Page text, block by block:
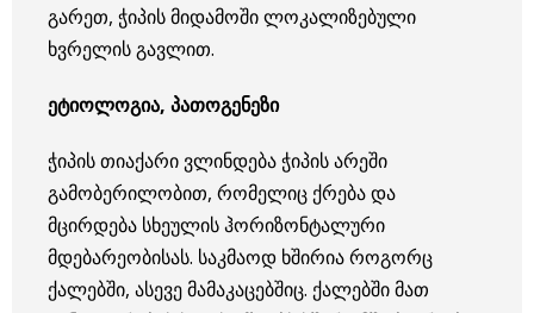
გარეთ, ჭიპის მიდამოში ლოკალიზებული
ხვრელის გავლით.
ეტიოლოგია, პათოგენეზი
ჭიპის თიაქარი ვლინდება ჭიპის არეში
გამობერილობით, რომელიც ქრება და
მცირდება სხეულის ჰორიზონტალური
მდებარეობისას. საკმაოდ ხშირია როგორც
ქალებში, ასევე მამაკაცებშიც. ქალებში მათ